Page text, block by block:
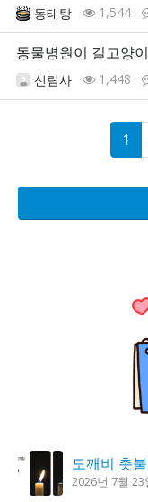
동태탕 1,544
동물병원이 길고양
신림사 1,448
1
도깨비 촛
2026년 7월 23